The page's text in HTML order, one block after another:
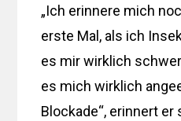
„Ich erinnere mich
erste Mal, als ich
es mir wirklich
es mich wirklich
Blockade“, erinnert er